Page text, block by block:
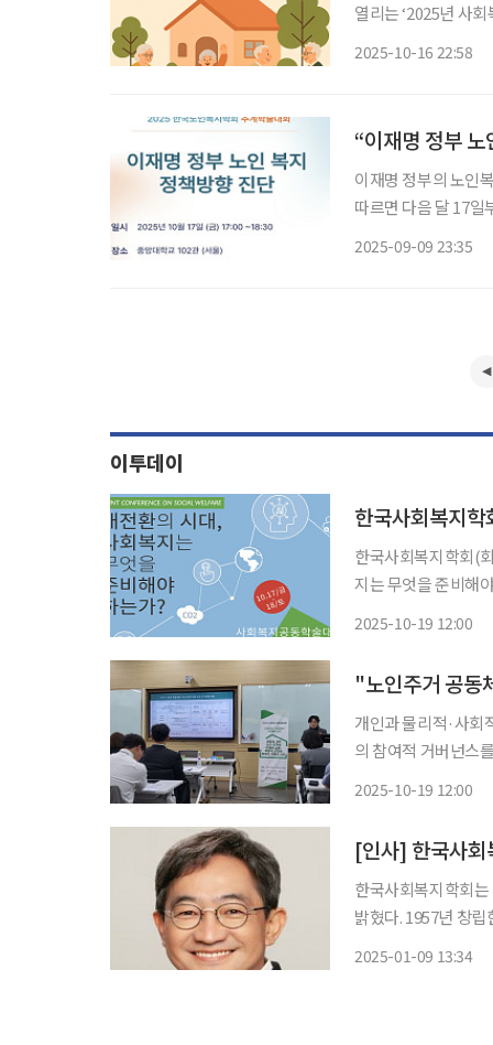
열리는 ‘2025년 사
2025-10-16 22:58
“이재명 정부
이재명 정부의 노인복지
따르면 다음 달 17일
2025-09-09 23:35
이투데이
한국사회복지
한국사회복지학회(
지는 무엇을 준비해
2025-10-19 12:00
"노인주거 공동
개인과 물리적·사회
의 참여적 거버넌스
2025-10-19 12:00
[인사] 한국사회
한국사회복지학회
밝혔다. 1957년 창립한 한국사회복지학회는 국내 사회복지학계를 대표하는 최대 학술단체
2025-01-09 13:34